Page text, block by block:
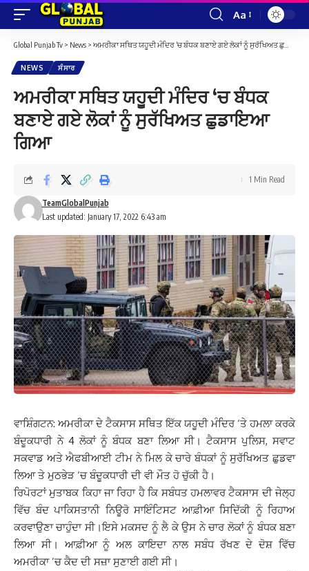
Font
Resizer
Aa
Global Punjab Tv > News > ਅਮਰੀਕਾ ਸਥਿਤ ਯਹੂਦੀ ਮੰਦਿਰ ‘ਚ ਬੰਧਕ ਬਣਾਏ ਗਏ ਲੋਕਾਂ ਨੂੰ ਸੁਰੱਖਿਅਤ ਛੁਡਾਇਆ ਗਿਆ
NEWS ਸੰਸਾਰ
ਅਮਰੀਕਾ ਸਥਿਤ ਯਹੂਦੀ ਮੰਦਿਰ ‘ਚ ਬੰਧਕ
ਬਣਾਏ ਗਏ ਲੋਕਾਂ ਨੂੰ ਸੁਰੱਖਿਅਤ ਛੁਡਾਇਆ
ਗਿਆ
Last updated: January 17, 2022 6:43 am
TeamGlobalPunjab
1 Min Read
ਵਾਸ਼ਿੰਗਟਨ: ਅਮਰੀਕਾ ਦੇ ਟੈਕਸਾਸ ਸਥਿਤ ਇੱਕ ਯਹੂਦੀ ਮੰਦਿਰ ‘ਤੇ ਹਮਲਾ ਕਰਕੇ
ਬੰਦੂਕਧਾਰੀ ਨੇ 4 ਲੋਕਾਂ ਨੂੰ ਬੰਧਕ ਬਣਾ ਲਿਆ ਸੀ। ਟੈਕਸਾਸ ਪੁਲਿਸ, ਸਵਾਟ
ਸਕਵਾਡ ਅਤੇ ਐਫਬੀਆਈ ਟੀਮ ਨੇ ਮਿਲ ਕੇ ਚਾਰੇ ਬੰਧਕਾਂ ਨੂੰ ਸੁਰੱਖਿਅਤ ਛੁਡਵਾ
ਲਿਆ ਤੇ ਮੁਠਭੇੜ ‘ਚ ਬੰਦੂਕਧਾਰੀ ਦੀ ਵੀ ਮੌਤ ਹੋ ਚੁੱਕੀ ਹੈ।
ਰਿਪੋਰਟਾਂ ਮੁਤਾਬਕ ਕਿਹਾ ਜਾ ਰਿਹਾ ਹੈ ਕਿ ਸਬੰਧਤ ਹਮਲਾਵਰ ਟੈਕਸਾਸ ਦੀ ਜੇਲ੍ਹ
ਵਿੱਚ ਬੰਦ ਪਾਕਿਸਤਾਨੀ ਨਿਊਰੋ ਸਾਇੰਟਿਸਟ ਆਫ਼ੀਆ ਸਿਦਿੱਕੀ ਨੂੰ ਰਿਹਾਅ
ਕਰਵਾਉਣਾ ਚਾਹੁੰਦਾ ਸੀ।ਇਸੇ ਮਕਸਦ ਨੂੰ ਲੈ ਕੇ ਉਸ ਨੇ ਚਾਰ ਲੋਕਾਂ ਨੂੰ ਬੰਧਕ ਬਣਾ
ਲਿਆ ਸੀ। ਆਫ਼ੀਆ ਨੂੰ ਅਲ ਕਾਇਦਾ ਨਾਲ ਸਬੰਧ ਰੱਖਣ ਦੇ ਦੋਸ਼ ਵਿੱਚ
ਅਮਰੀਕਾ ’ਚ ਕੈਦ ਦੀ ਸਜ਼ਾ ਸੁਣਾਈ ਗਈ ਸੀ।